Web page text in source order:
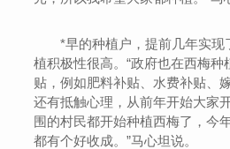
*早的种植户，提前几年实现
植积极性很高。“政府也在西梅
贴，例如肥料补贴、水费补贴、
还有抵触心理，从前年开始大家
围的村民都开始种植西梅了，今
都有个好收成。”马心坦说。